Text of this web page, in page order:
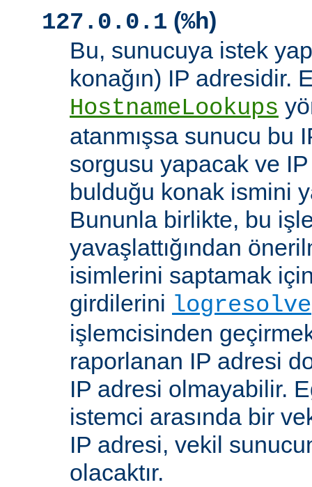
127.0.0.1 (%h)
Bu, sunucuya istek
konağın) IP adresidir.
HostnameLookups
atanmışsa sunucu bu
sorgusu yapacak ve
bulduğu konak ismini
Bununla birlikte, bu
yavaşlattığından
isimlerini saptamak
girdilerini logresolve
işlemcisinden
raporlanan IP adresi
IP adresi olmayabilir.
istemci arasında bir
IP adresi, vekil
olacaktır.